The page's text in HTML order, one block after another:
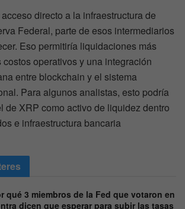
directo a la infraestructura de
Federal, parte de esos intermediarios
Eso permitiría liquidaciones más
operativos y una integración
entre blockchain y el sistema
Para algunos analistas, esto podría
de XRP como activo de liquidez dentro
e infraestructura bancaria
qué 3 miembros de la Fed que votaron en
dicen que esperar para subir las tasas